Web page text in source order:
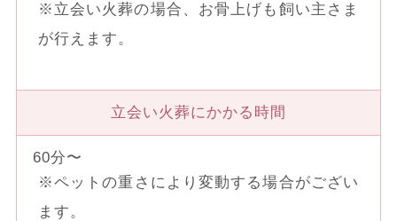
※立会い火葬の場合、お骨上げも飼い主さま
が行えます。
立会い火葬にかかる時間
60分〜
※ペットの重さにより変動する場合がござい
ます。